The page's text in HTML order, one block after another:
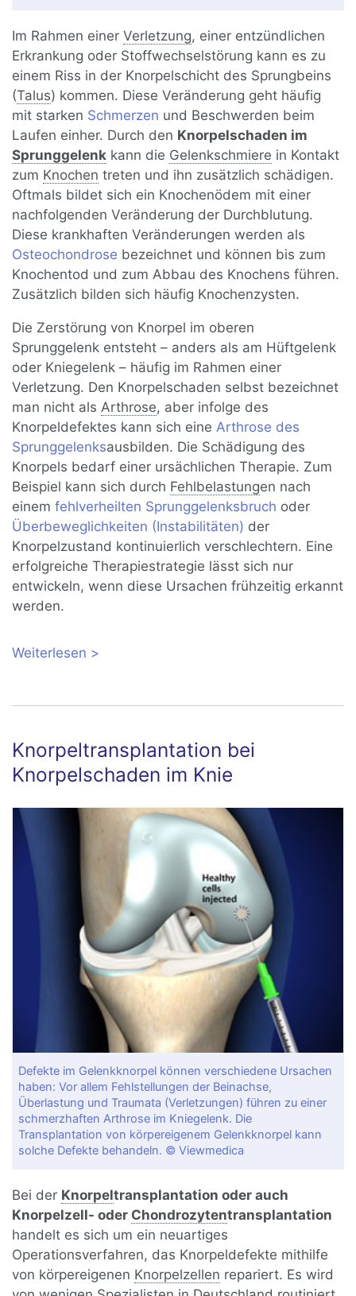
Im Rahmen einerVerletzung, einer entzündlichen
Erkrankung oder Stoffwechselstörung kann es zu
einem Riss in der Knorpelschicht des Sprungbeins
(Talus) kommen. Diese Veränderung geht häufig
mit starken Schmerzen und Beschwerden beim
Laufen einher. Durch den Knorpelschaden im
Sprunggelenk kann die Gelenkschmiere in Kontakt
zum Knochen treten und ihn zusätzlich schädigen.
Oftmals bildet sich ein Knochenödem mit einer
nachfolgenden Veränderung der Durchblutung.
Diese krankhaften Veränderungen werden als
Osteochondrose bezeichnet und können bis zum
Knochentod und zum Abbau des Knochens führen.
Zusätzlich bilden sich häufig Knochenzysten.
Die Zerstörung von Knorpel im oberen
Sprunggelenk entsteht – anders als am Hüftgelenk
oder Kniegelenk – häufig im Rahmen einer
Verletzung. Den Knorpelschaden selbst bezeichnet
man nicht alsArthrose, aber infolge des
Knorpeldefektes kann sich eineArthrose des
Sprunggelenksausbilden. Die Schädigung des
Knorpels bedarf einer ursächlichen Therapie. Zum
Beispiel kann sich durch Fehlbelastungen nach
einemfehlverheilten Sprunggelenksbruch oder
Überbeweglichkeiten (Instabilitäten) der
Knorpelzustand kontinuierlich verschlechtern. Eine
erfolgreiche Therapiestrategie lässt sich nur
entwickeln, wenn diese Ursachen frühzeitig erkannt
werden.
Weiterlesen über Knorpelschaden (Osteochondrose)
Knorpeltransplantation bei
Knorpelschaden im Knie
Defekte im Gelenkknorpel können verschiedene Ursachen
haben: Vor allem Fehlstellungen der Beinachse,
Überlastung und Traumata (Verletzungen) führen zu einer
schmerzhaften Arthrose im Kniegelenk. Die
Transplantation von körpereigenem Gelenkknorpel kann
solche Defekte behandeln. © Viewmedica
Bei der Knorpeltransplantation oder auch
Knorpelzell- oder Chondrozytentransplantation
handelt es sich um ein neuartiges
Operationsverfahren, das Knorpeldefekte mithilfe
von körpereigenen Knorpelzellen repariert. Es wird